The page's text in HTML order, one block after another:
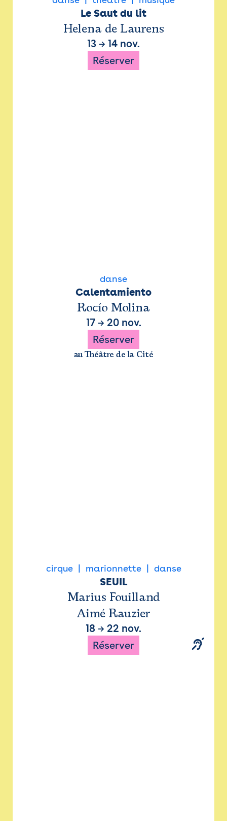
Le Saut du lit
Helena de Laurens
13 → 14 nov.
Réserver
danse
Calentamiento
Rocío Molina
17→ 20 nov.
Réserver
au Théâtre de la Cité
cirque marionnette danse
SEUIL
Marius Fouilland
Aimé Rauzier
18 → 22 nov.
Réserver